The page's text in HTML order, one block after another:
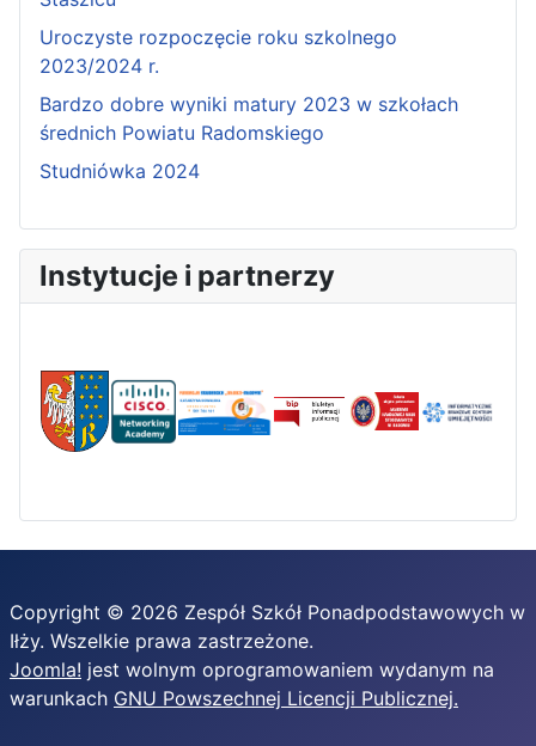
Uroczyste rozpoczęcie roku szkolnego
2023/2024 r.
Bardzo dobre wyniki matury 2023 w szkołach
średnich Powiatu Radomskiego
Studniówka 2024
Instytucje i partnerzy
Copyright © 2026 Zespół Szkół Ponadpodstawowych w
Iłży. Wszelkie prawa zastrzeżone.
Joomla! jest wolnym oprogramowaniem wydanym na
warunkach GNU Powszechnej Licencji Publicznej.